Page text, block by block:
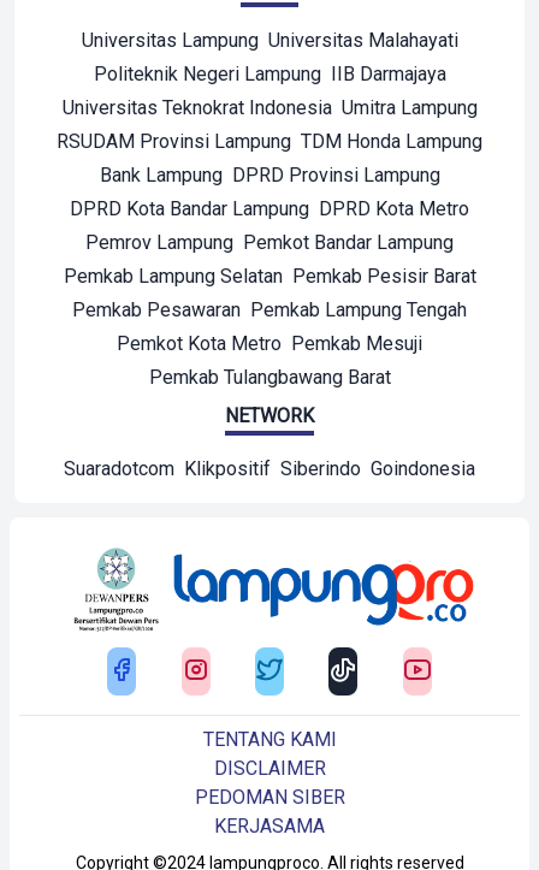
Universitas Lampung Universitas Malahayati
Politeknik Negeri Lampung IIB Darmajaya
Universitas Teknokrat Indonesia Umitra Lampung
RSUDAM Provinsi Lampung TDM Honda Lampung
Bank Lampung DPRD Provinsi Lampung
DPRD Kota Bandar Lampung DPRD Kota Metro
Pemrov Lampung Pemkot Bandar Lampung
Pemkab Lampung Selatan Pemkab Pesisir Barat
Pemkab Pesawaran Pemkab Lampung Tengah
Pemkot Kota Metro Pemkab Mesuji
Pemkab Tulangbawang Barat
NETWORK
Suaradotcom Klikpositif Siberindo Goindonesia
Copyright ©2024 lampungproco. All rights reserved
TENTANG KAMI
DISCLAIMER
PEDOMAN SIBER
KERJASAMA